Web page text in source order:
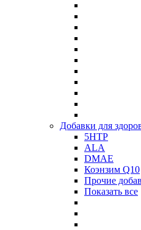
Добавки для
5HTP
ALA
DMAE
Коэнзим Q10
Прочие
Показать все